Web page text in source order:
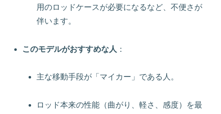
用のロッドケースが必要になるなど、不便さが
伴います。
このモデルがおすすめな人 ：
主な移動手段が「マイカー」である人。
ロッド本来の性能（曲がり、軽さ、感度）を最